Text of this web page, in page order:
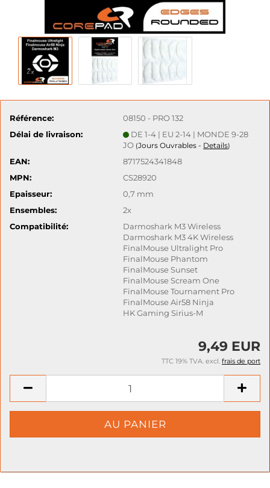
Référence:
08150 - PRO 132
Délai de livraison:
DE 1-4 | EU 2-14 | MONDE 9-28
JO (Jours Ouvrables - Details)
EAN:
8717524341848
MPN:
CS28920
Epaisseur:
0,7 mm
Ensembles:
2x
Compatibilité:
Darmoshark M3 Wireless
Darmoshark M3 4K Wireless
FinalMouse Ultralight Pro
FinalMouse Phantom
FinalMouse Sunset
FinalMouse Scream One
FinalMouse Tournament Pro
FinalMouse Air58 Ninja
HK Gaming Sirius-M
9,49 EUR
TTC 19% TVA. excl. frais de port